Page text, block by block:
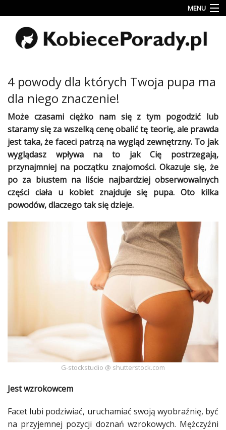
MENU
Uroda
Miłość
Rodzina
&
Dziecko
Przepisy
kulinarne
Kobiece
Wyznania
Wnętrza
Fitness
&
Kultura
ekspertów
Strefa
Blogerek
4 powody dla których Twoja pupa ma
dla niego znaczenie!
Może czasami ciężko nam się z tym pogodzić lub
staramy się za wszelką cenę obalić tę teorię, ale prawda
jest taka, że faceci patrzą na wygląd zewnętrzny. To jak
wyglądasz wpływa na to jak Cię postrzegają,
przynajmniej na początku znajomości. Okazuje się, że
po za biustem na liście najbardziej obserwowalnych
części ciałau kobietznajduje się pupa. Oto kilka
powodów, dlaczego tak się dzieje.
G-stockstudio @ shutterstock.com
Jest wzrokowcem
Facet lubi podziwiać, uruchamiać swoją wyobraźnię, być
na przyjemnej pozycji doznań wzrokowych. Mężczyźni